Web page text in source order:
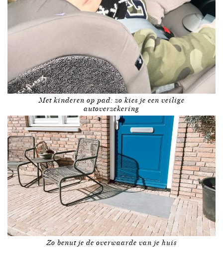
Met kinderen op pad: zo kies je een veilige
autoverzekering
Zo benut je de overwaarde van je huis